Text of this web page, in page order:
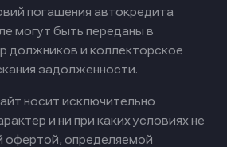
погашения автокредита
могут быть переданы в
должников и коллекторское
задолженности.
носит исключительно
и ни при каких условиях не
офертой, определяемой